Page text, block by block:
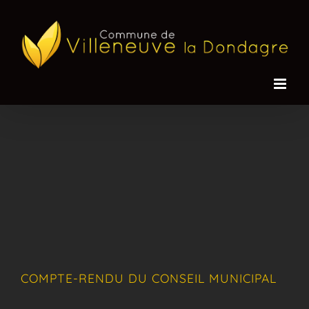
COMPTE-RENDU DU CONSEIL MUNICIPAL